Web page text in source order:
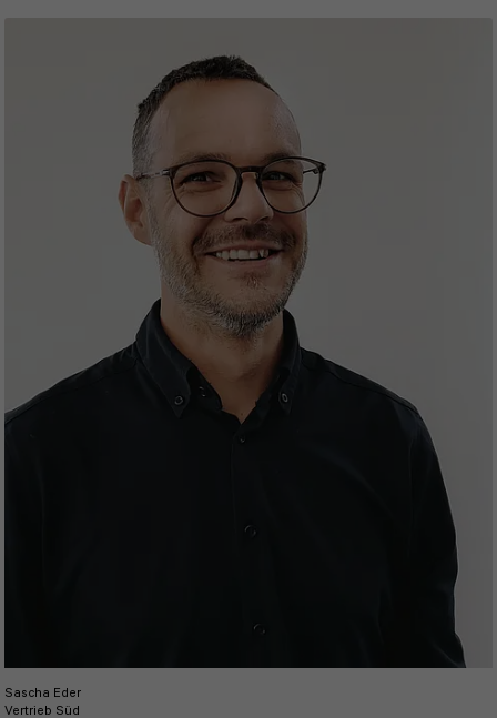
Sascha Eder
Vertrieb Süd